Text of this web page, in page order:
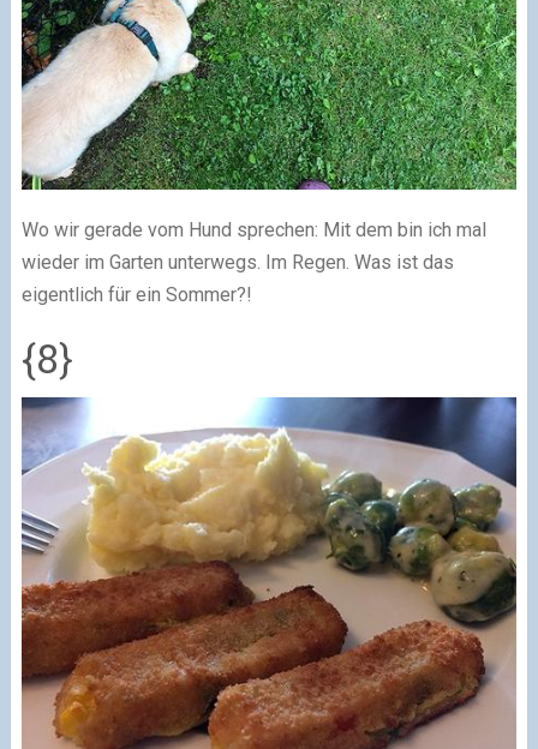
Wo wir gerade vom Hund sprechen: Mit dem bin ich mal
wieder im Garten unterwegs. Im Regen. Was ist das
eigentlich für ein Sommer?!
{8}